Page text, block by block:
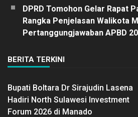
DPRD Tomohon Gelar Rapat
Rangka Penjelasan Walikota
Pertanggungjawaban APBD
BERITA TERKINI
Bupati Boltara Dr Sirajudin Lasena
Hadiri North Sulawesi Investment
Forum 2026 di Manado